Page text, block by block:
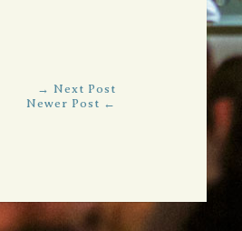
Next Post →
← Newer Post